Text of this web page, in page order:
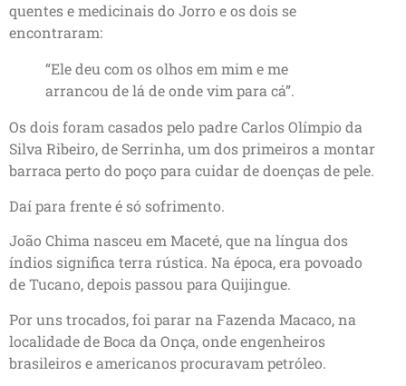
quentes e medicinais do Jorro e os dois se
encontraram:
“Ele deu com os olhos em mim e me
arrancou de lá de onde vim para cá”.
Os dois foram casados pelo padre Carlos Olímpio da
Silva Ribeiro, de Serrinha, um dos primeiros a montar
barraca perto do poço para cuidar de doenças de pele.
Daí para frente é só sofrimento.
João Chima nasceu em Maceté, que na língua dos
índios significa terra rústica. Na época, era povoado
de Tucano, depois passou para Quijingue.
Por uns trocados, foi parar na Fazenda Macaco, na
localidade de Boca da Onça, onde engenheiros
brasileiros e americanos procuravam petróleo.